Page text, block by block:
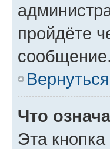
пройдёте
сообщение.
Что
Эта